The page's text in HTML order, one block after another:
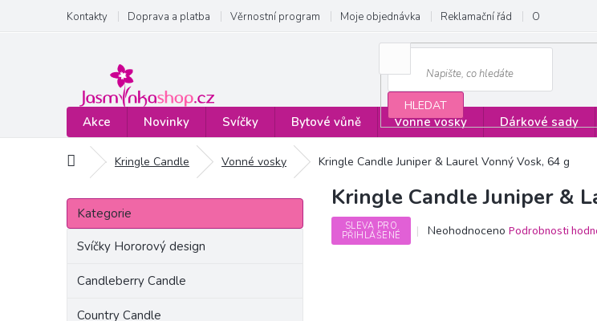
obsah
Kontakty Doprava a platba Věrnostní program Moje objednávka Reklamační řád Obchodní
HLEDAT
Akce Novinky Svíčky Bytové vůně Vonné vosky Dárkové sady
Domů Kringle Candle Vonné vosky Kringle Candle Juniper & Laurel Vonný Vosk, 64 g
P
s
Přeskočit
kategorie
Kategorie
Svíčky Hororový design
Candleberry Candle
Country Candle
Kringle Candle Juniper &
SLEVA PRO
PŘIHLÁŠENÉ
Průměrné
Neohodnoceno Podrobnosti